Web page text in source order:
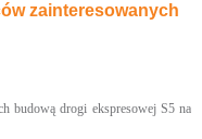
zainteresowanych
budową drogi ekspresowej S5 na